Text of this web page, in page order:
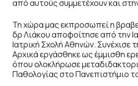
από αυτούς συμμετέχουν και
Τη χώρα μας εκπροσωπεί η
δρ Λιάκου αποφοίτησε από την
Ιατρική Σχολή Αθηνών. Συνέχισε
Αρχικά εργάσθηκε ως έμμισθη
όπου ολοκλήρωσε
Παθολογίας στο Πανεπιστήμιο